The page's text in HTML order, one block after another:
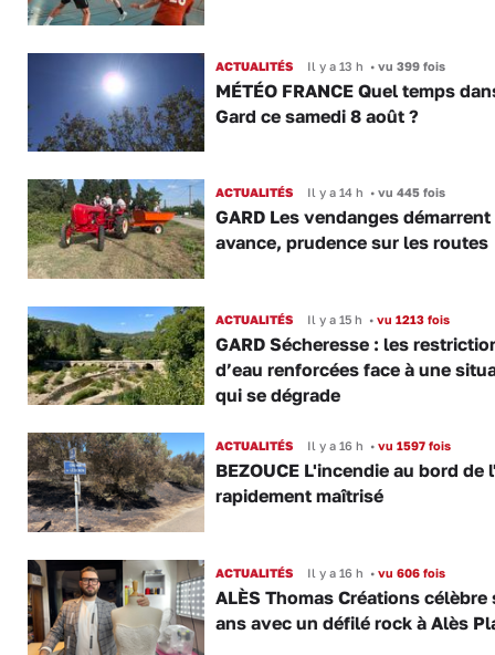
ACTUALITÉS Il y a 13 h •vu 399 fois
MÉTÉO FRANCE Quel temps
Gard ce samedi 8 août ?
ACTUALITÉS Il y a 14 h •vu 445 fois
GARD Les vendanges démarrent
avance, prudence sur les routes
ACTUALITÉS Il y a 15 h •vu 1213 fois
GARD Sécheresse : les
d’eau renforcées face à une
qui se dégrade
ACTUALITÉS Il y a 16 h •vu 1597 fois
BEZOUCE L'incendie au bord de
rapidement maîtrisé
ACTUALITÉS Il y a 16 h •vu 606 fois
ALÈS Thomas Créations célèbre
ans avec un défilé rock à Alès